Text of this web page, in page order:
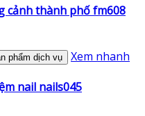
cảnh thành phố fm608
phẩm dịch vụ Xem nhanh
nail nails045